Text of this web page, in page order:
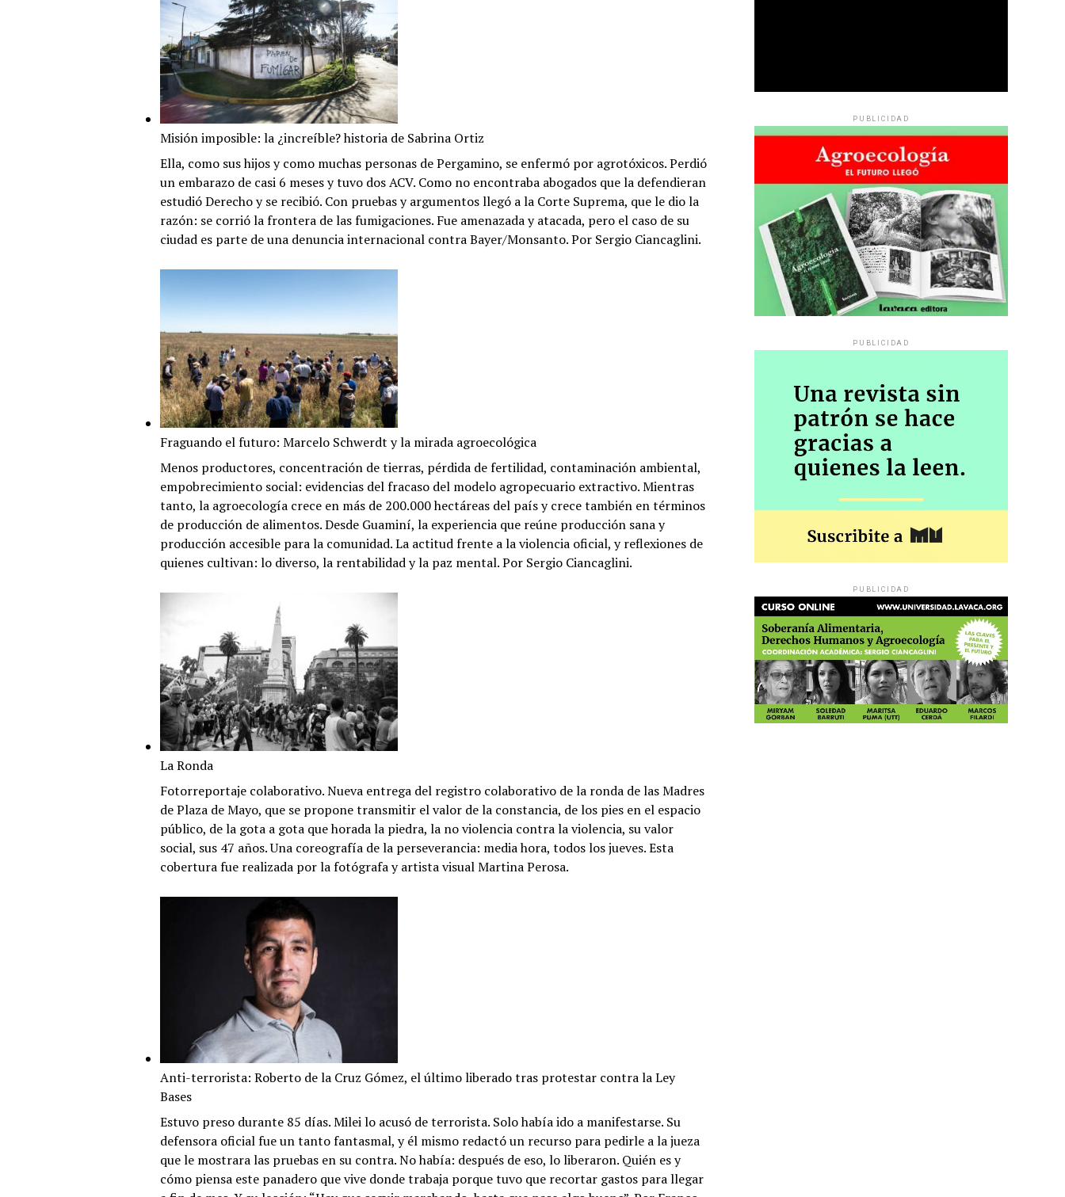
Misión imposible: la ¿increíble? historia de Sabrina Ortiz
Ella, como sus hijos y como muchas personas de Pergamino, se enfermó por agrotóxicos. Perdió
un embarazo de casi 6 meses y tuvo dos ACV. Como no encontraba abogados que la defendieran
estudió Derecho y se recibió. Con pruebas y argumentos llegó a la Corte Suprema, que le dio la
razón: se corrió la frontera de las fumigaciones. Fue amenazada y atacada, pero el caso de su
ciudad es parte de una denuncia internacional contra Bayer/Monsanto. Por Sergio Ciancaglini.
Fraguando el futuro: Marcelo Schwerdt y la mirada agroecológica
Menos productores, concentración de tierras, pérdida de fertilidad, contaminación ambiental,
empobrecimiento social: evidencias del fracaso del modelo agropecuario extractivo. Mientras
tanto, la agroecología crece en más de 200.000 hectáreas del país y crece también en términos
de producción de alimentos. Desde Guaminí, la experiencia que reúne producción sana y
producción accesible para la comunidad. La actitud frente a la violencia oficial, y reflexiones de
quienes cultivan: lo diverso, la rentabilidad y la paz mental. Por Sergio Ciancaglini.
La Ronda
Fotorreportaje colaborativo. Nueva entrega del registro colaborativo de la ronda de las Madres
de Plaza de Mayo, que se propone transmitir el valor de la constancia, de los pies en el espacio
público, de la gota a gota que horada la piedra, la no violencia contra la violencia, su valor
social, sus 47 años. Una coreografía de la perseverancia: media hora, todos los jueves. Esta
cobertura fue realizada por la fotógrafa y artista visual Martina Perosa.
Anti-terrorista: Roberto de la Cruz Gómez, el último liberado tras protestar contra la Ley
Bases
Estuvo preso durante 85 días. Milei lo acusó de terrorista. Solo había ido a manifestarse. Su
defensora oficial fue un tanto fantasmal, y él mismo redactó un recurso para pedirle a la jueza
que le mostrara las pruebas en su contra. No había: después de eso, lo liberaron. Quién es y
cómo piensa este panadero que vive donde trabaja porque tuvo que recortar gastos para llegar
PUBLICIDAD
PUBLICIDAD
PUBLICIDAD